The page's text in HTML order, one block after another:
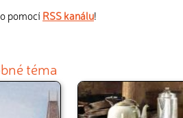
pomocí RSS kanálu!
téma